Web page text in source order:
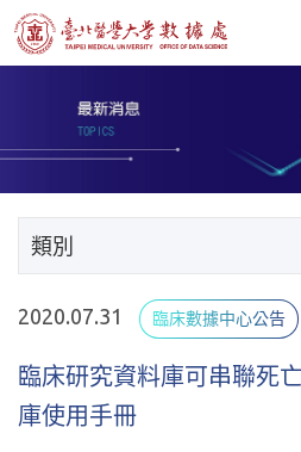
類別
2020.07.31 臨床數據中心公告
臨床研究資料庫可串聯死
庫使用手冊